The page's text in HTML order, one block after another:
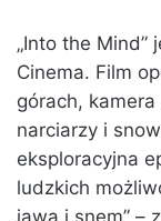
„Into the Mind”
Cinema. Film
górach, kamera
narciarzy i
eksploracyjna
ludzkich